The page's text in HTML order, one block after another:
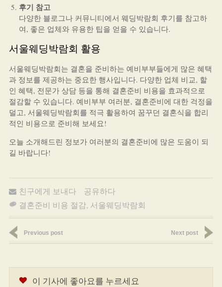
후기 참고
다양한 블로그나 커뮤니티에서 웨딩박람회 후기를 참고하
여, 좋은 업체와 유용한 팁을 얻을 수 있습니다.
서울웨딩박람회 활용
서울웨딩박람회는 결혼을 준비하는 예비부부들에게 많은 혜택
과 정보를 제공하는 중요한 행사입니다. 다양한 업체 비교, 할
인 혜택, 전문가 상담 등을 통해 결혼준비 비용을 효과적으로
절감할 수 있습니다. 예비부부 여러분, 결혼준비에 대한 걱정을
덜고, 서울웨딩박람회를 적극 활용하여 꿈꾸던 결혼식을 합리
적인 비용으로 준비해 보세요!
오늘 소개해드린 정보가 여러분의 결혼준비에 많은 도움이 되
길 바랍니다!
친구에게 보내다
공유하다
결혼준비 비용 절감, 서울웨딩박람회
Previous post Next post
이 기사에 좋아요를 누르세요